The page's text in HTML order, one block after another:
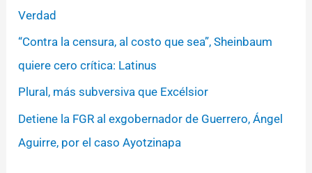
Verdad
“Contra la censura, al costo que sea”, Sheinbaum
quiere cero crítica: Latinus
Plural, más subversiva que Excélsior
Detiene la FGR al exgobernador de Guerrero, Ángel
Aguirre, por el caso Ayotzinapa